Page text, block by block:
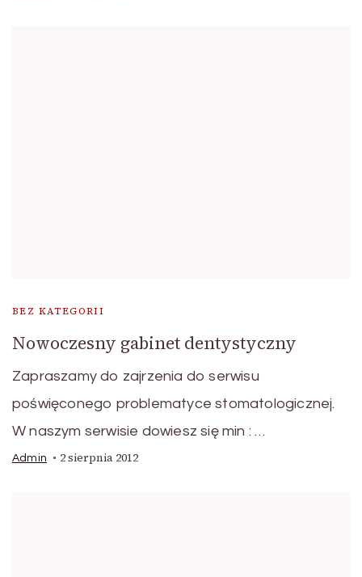
BEZ KATEGORII
Nowoczesny gabinet dentystyczny
Zapraszamy do zajrzenia do serwisu
poświęconego problematyce stomatologicznej.
W naszym serwisie dowiesz się min : …
Admin 2 sierpnia 2012